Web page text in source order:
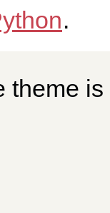
.
theme